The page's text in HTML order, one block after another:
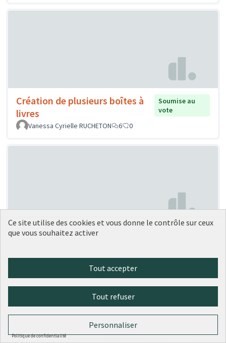
Création de plusieurs boîtes à
livres
Soumise au
vote
Vanessa Cyrielle RUCHETON
6 0
Aire de jeux adaptée aux jeunes
Ce site utilise des cookies et vous donne le contrôle sur ceux
que vous souhaitez activer
Tout accepter
Tout refuser
Personnaliser
Politique de confidentialité